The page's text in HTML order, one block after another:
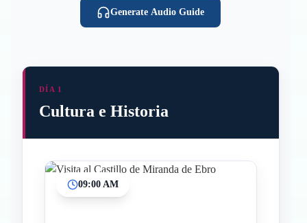
Generate Audio Guide
DÍA 1
Cultura e Historia
09:00 AM